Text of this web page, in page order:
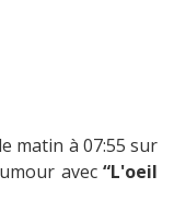
matin à 07:55 sur
avec “L'oeil